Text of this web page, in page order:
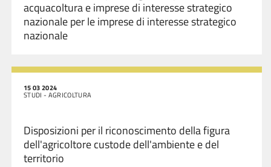
acquacoltura e imprese di interesse strategico
nazionale per le imprese di interesse strategico
nazionale
15 03 2024
STUDI - AGRICOLTURA
Disposizioni per il riconoscimento della figura
dell'agricoltore custode dell'ambiente e del
territorio